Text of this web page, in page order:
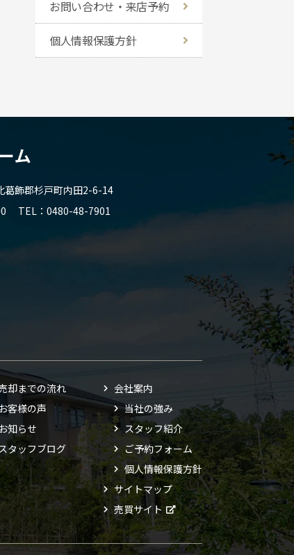
お問い合わせ・来店予約
個人情報保護方針
葛飾郡杉戸町内田2-6-14
TEL
0480-48-7901
却までの流れ
お客様の声
お知らせ
タッフブログ
会社案内
当社の強み
スタッフ紹介
ご予約フォーム
個人情報保護方針
サイトマップ
売買サイト